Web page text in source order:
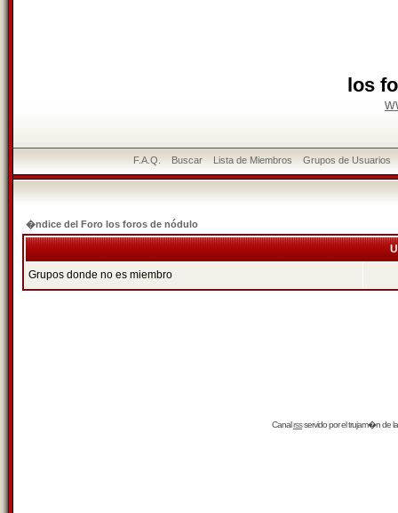
los
F.A.Q. Buscar Lista de Miembros Grupos de Usuarios
�ndice del Foro los foros de nódulo
Grupos donde no es miembro
Canalrssservido por eltrujam�nde